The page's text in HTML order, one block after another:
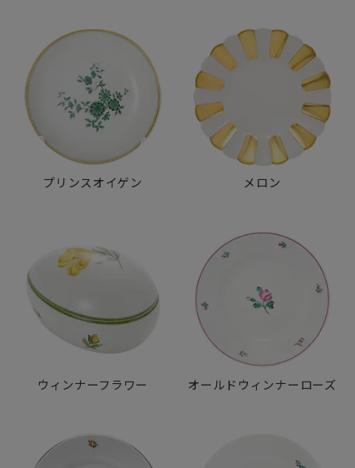
プリンスオイゲン メロン
ウィンナーフラワー オールドウィンナーローズ